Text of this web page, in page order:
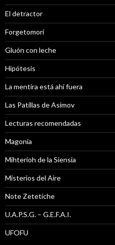
El detractor
Forgetomori
Gluón con leche
Hipótesis
La mentira está ahi fuera
Las Patillas de Asimov
Lecturas recomendadas
Magonia
Mihterioh de la Siensia
Misterios del Aire
Note Zetetiche
U.A.P.S.G. – G.E.F.A.I.
UFOFU